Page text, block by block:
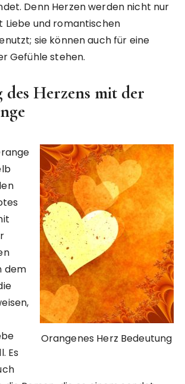
Denn Herzen werden nicht nur
Liebe und romantischen
sie können auch für eine
Gefühle stehen.
des Herzens mit der
Orangenes Herz Bedeutung
dem
Es